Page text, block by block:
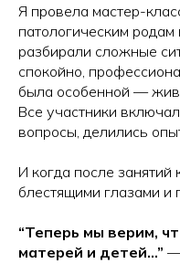
Я провела мастер-
патологическим
разбирали сложные
спокойно,
была особенной —
Все участники
вопросы, делились
И когда после
блестящими глазами и
“Теперь мы верим,
матерей и детей…”